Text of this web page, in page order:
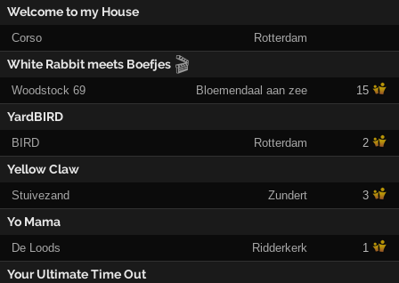
Welcome to my House
Corso Rotterdam
White Rabbit meets Boefjes 🎬
Woodstock 69 Bloemendaal aan zee 15
YardBIRD
BIRD Rotterdam 2
Yellow Claw
Stuivezand Zundert 3
Yo Mama
De Loods Ridderkerk 1
Your Ultimate Time Out